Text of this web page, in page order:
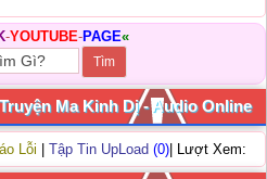
-YOUTUBE-PAGE«
Truyện Ma Kinh Dị - Audio Online
Lỗi Tập Tin UpLoad (0) | Lượt Xem: